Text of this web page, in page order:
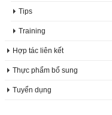
Tips
Training
Hợp tác liên kết
Thực phẩm bổ sung
Tuyển dụng